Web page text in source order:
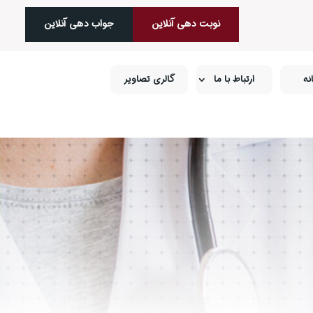
نوبت دهی آنلاین جواب‌ دهی آنلاین
ارتباط با ما گالری تصاویر